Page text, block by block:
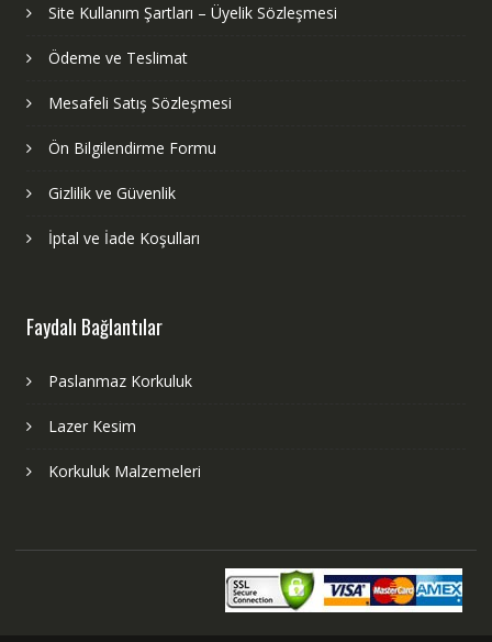
Site Kullanım Şartları – Üyelik Sözleşmesi
Ödeme ve Teslimat
Mesafeli Satış Sözleşmesi
Ön Bilgilendirme Formu
Gizlilik ve Güvenlik
İptal ve İade Koşulları
Faydalı Bağlantılar
Paslanmaz Korkuluk
Lazer Kesim
Korkuluk Malzemeleri